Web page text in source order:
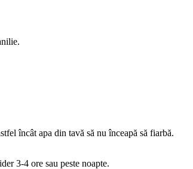
încât apa din tavă să nu înceapă să fiarbă.
3-4 ore sau peste noapte.